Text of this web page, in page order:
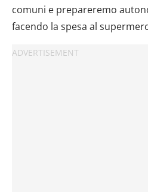
comuni e prepareremo
facendo la spesa al